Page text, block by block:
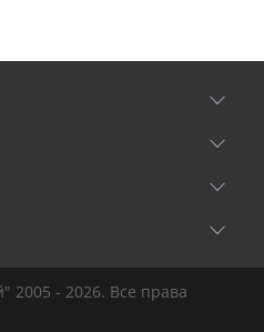
- 2026. Все права